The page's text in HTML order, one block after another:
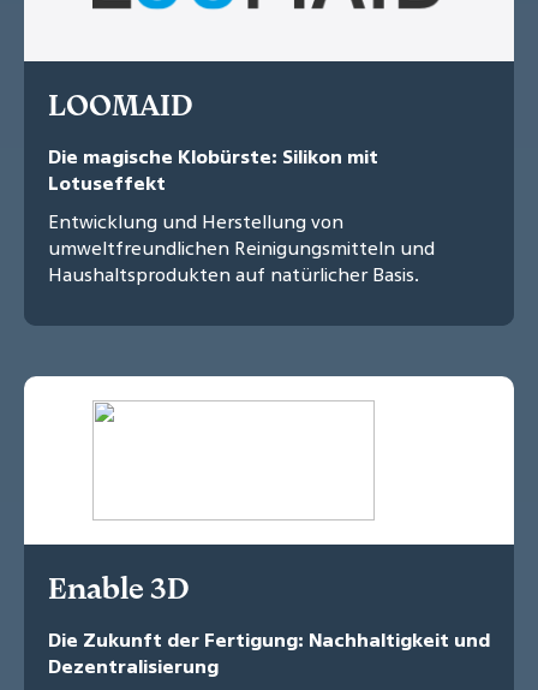
LOOMAID
Die magische Klobürste: Silikon mit
Lotuseffekt
Entwicklung und Herstellung von
umweltfreundlichen Reinigungsmitteln und
Haushaltsprodukten auf natürlicher Basis.
Enable 3D
Die Zukunft der Fertigung: Nachhaltigkeit und
Dezentralisierung